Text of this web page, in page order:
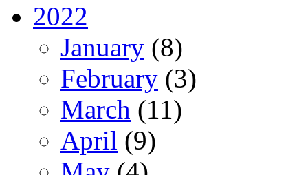
2022
January (8)
February (3)
March (11)
April (9)